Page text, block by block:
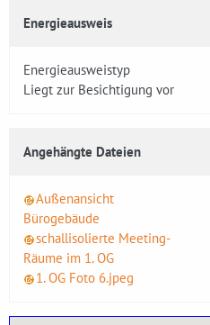
Energieausweis
Energieausweistyp
Liegt zur Besichtigung vor
Angehängte Dateien
Außenansicht
Bürogebäude
schallisolierte Meeting-
Räume im 1. OG
1. OG Foto 6.jpeg